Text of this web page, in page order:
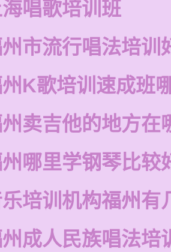
唱歌培训班
市流行唱法培训
K歌培训速成班
卖吉他的地方在
哪里学钢琴比较
培训机构福州有
成人民族唱法培